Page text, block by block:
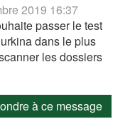
2019 16:37
passer le test
dans le plus
les dossiers
à ce message